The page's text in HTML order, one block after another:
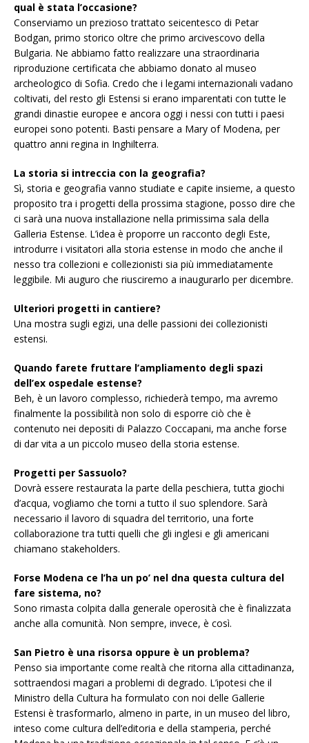
qual è stata l’occasione?
Conserviamo un prezioso trattato seicentesco di Petar
Bodgan, primo storico oltre che primo arcivescovo della
Bulgaria. Ne abbiamo fatto realizzare una straordinaria
riproduzione certificata che abbiamo donato al museo
archeologico di Sofia. Credo che i legami internazionali vadano
coltivati, del resto gli Estensi si erano imparentati con tutte le
grandi dinastie europee e ancora oggi i nessi con tutti i paesi
europei sono potenti. Basti pensare a Mary of Modena, per
quattro anni regina in Inghilterra.
La storia si intreccia con la geografia?
Sì, storia e geografia vanno studiate e capite insieme, a questo
proposito tra i progetti della prossima stagione, posso dire che
ci sarà una nuova installazione nella primissima sala della
Galleria Estense. L’idea è proporre un racconto degli Este,
introdurre i visitatori alla storia estense in modo che anche il
nesso tra collezioni e collezionisti sia più immediatamente
leggibile. Mi auguro che riusciremo a inaugurarlo per dicembre.
Ulteriori progetti in cantiere?
Una mostra sugli egizi, una delle passioni dei collezionisti
estensi.
Quando farete fruttare l’ampliamento degli spazi
dell’ex ospedale estense?
Beh, è un lavoro complesso, richiederà tempo, ma avremo
finalmente la possibilità non solo di esporre ciò che è
contenuto nei depositi di Palazzo Coccapani, ma anche forse
di dar vita a un piccolo museo della storia estense.
Progetti per Sassuolo?
Dovrà essere restaurata la parte della peschiera, tutta giochi
d’acqua, vogliamo che torni a tutto il suo splendore. Sarà
necessario il lavoro di squadra del territorio, una forte
collaborazione tra tutti quelli che gli inglesi e gli americani
chiamano stakeholders.
Forse Modena ce l’ha un po’ nel dna questa cultura del
fare sistema, no?
Sono rimasta colpita dalla generale operosità che è finalizzata
anche alla comunità. Non sempre, invece, è così.
San Pietro è una risorsa oppure è un problema?
Penso sia importante come realtà che ritorna alla cittadinanza,
sottraendosi magari a problemi di degrado. L’ipotesi che il
Ministro della Cultura ha formulato con noi delle Gallerie
Estensi è trasformarlo, almeno in parte, in un museo del libro,
inteso come cultura dell’editoria e della stamperia, perché